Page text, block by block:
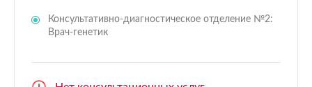
Консультативно-диагностическое отделение №2:
Врач-генетик